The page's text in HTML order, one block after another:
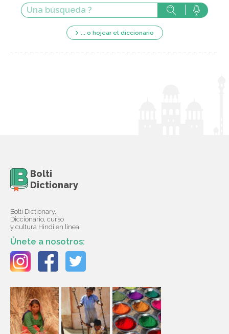
... o hojear el diccionario
Bolti
Dictionary
Bolti Dictionary,
Diccionario, curso
y cultura Hindi en línea
Únete a nosotros: